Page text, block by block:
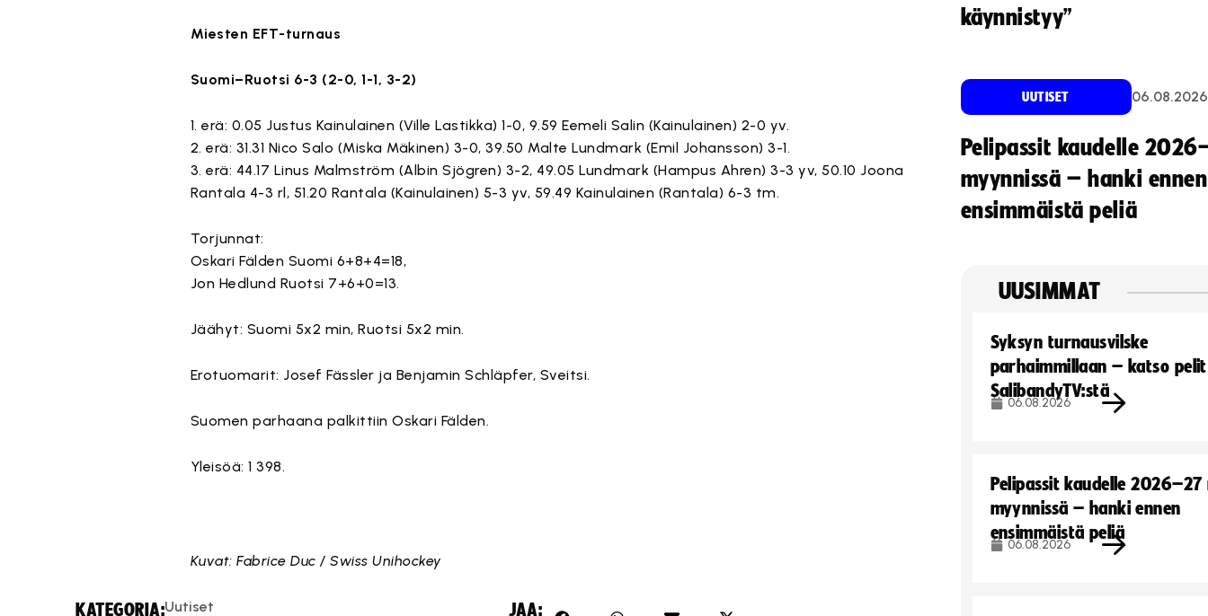
Miesten EFT-turnaus
Suomi–Ruotsi 6-3 (2-0, 1-1, 3-2)
1. erä: 0.05 Justus Kainulainen (Ville Lastikka) 1-0, 9.59 Eemeli Salin (Kainulainen) 2-0 yv.
2. erä: 31.31 Nico Salo (Miska Mäkinen) 3-0, 39.50 Malte Lundmark (Emil Johansson) 3-1.
3. erä: 44.17 Linus Malmström (Albin Sjögren) 3-2, 49.05 Lundmark (Hampus Ahren) 3-3 yv, 50.10 Joona
Rantala 4-3 rl, 51.20 Rantala (Kainulainen) 5-3 yv, 59.49 Kainulainen (Rantala) 6-3 tm.
Torjunnat:
Oskari Fälden Suomi 6+8+4=18,
Jon Hedlund Ruotsi 7+6+0=13.
Jäähyt: Suomi 5x2 min, Ruotsi 5x2 min.
Erotuomarit: Josef Fässler ja Benjamin Schläpfer, Sveitsi.
Suomen parhaana palkittiin Oskari Fälden.
Yleisöä: 1 398.
Kuvat: Fabrice Duc / Swiss Unihockey
KATEGORIA:Uutiset JAA:
käynnistyy”
UUTISET 06.08.2026
Pelipassit kaudelle
myynnissä – hanki ennen
ensimmäistä peliä
UUSIMMAT
Syksyn turnausvilske
parhaimmillaan – katso pelit
SalibandyTV:stä
06.08.2026
Pelipassit kaudelle
myynnissä – hanki ennen
ensimmäistä peliä
06.08.2026